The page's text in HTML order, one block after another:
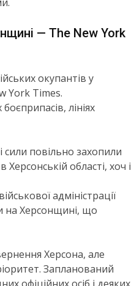
— The New York
окупантів у
York Times.
лініях
сили повільно захопили
області, хоч і
адміністрації
на Херсонщині, що
Херсона, але
Запланований